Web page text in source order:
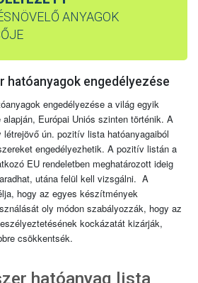
ANYAGOK
hatóanyagok engedélyezése
engedélyezése a világ egyik
alapján, Európai Uniós szinten történik. A
ún. pozitív lista hatóanyagaiból
engedélyezhetik. A pozitív listán a
EU rendeletben meghatározott ideig
utána felül kell vizsgálni. A
hogy az egyes készítmények
oly módon szabályozzák, hogy az
kockázatát kizárják,
csökkentsék.
hatóanyag lista